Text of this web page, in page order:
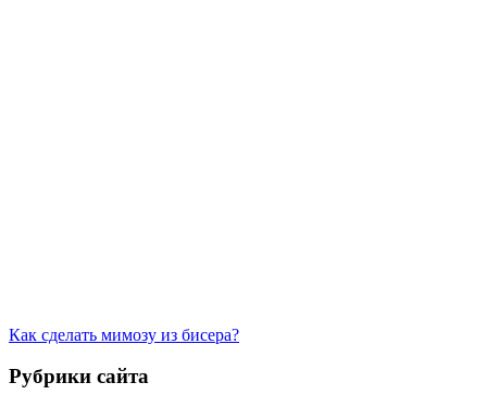
Как сделать мимозу из бисера?
Рубрики сайта